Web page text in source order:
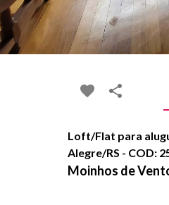
Loft/Flat para
Alegre/RS - COD:
Moinhos de